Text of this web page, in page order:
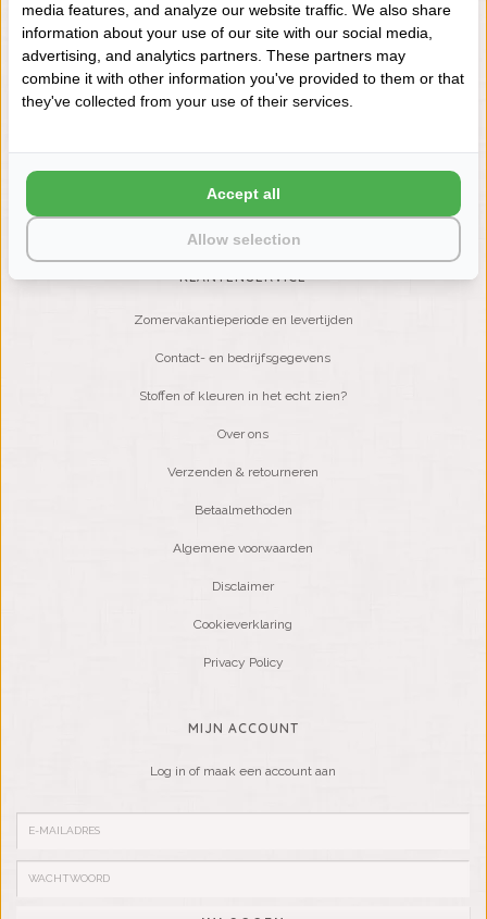
NIEUWSBRIEF
Wilt u op de hoogte blijven?
Word lid van onze mailinglijst:
KLANTENSERVICE
Zomervakantieperiode en levertijden
Contact- en bedrijfsgegevens
Stoffen of kleuren in het echt zien?
Over ons
Verzenden & retourneren
Betaalmethoden
Algemene voorwaarden
Disclaimer
Cookieverklaring
Privacy Policy
MIJN ACCOUNT
Log in of maak een account aan
media features, and analyze our website traffic. We also share
information about your use of our site with our social media,
advertising, and analytics partners. These partners may
combine it with other information you've provided to them or that
they've collected from your use of their services.
Allow selection
Accept all